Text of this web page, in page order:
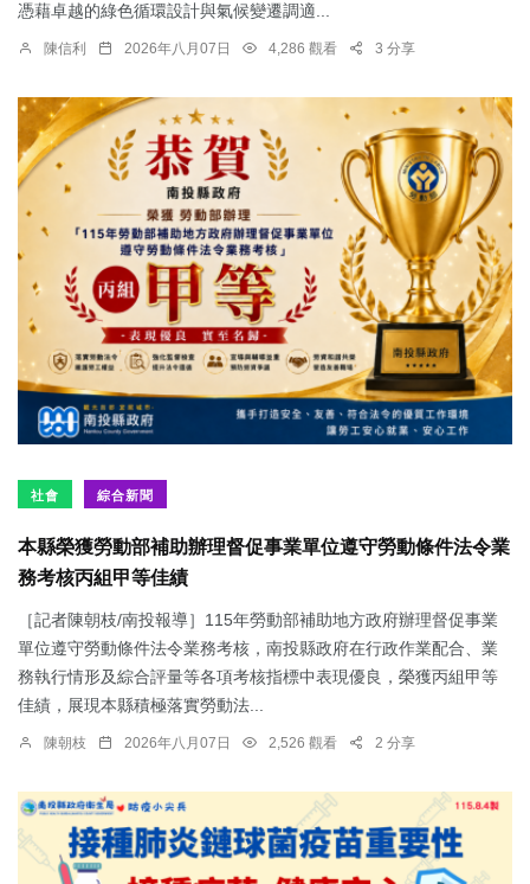
憑藉卓越的綠色循環設計與氣候變遷調適...
陳信利 2026年八月07日 4,286 觀看 3 分享
社會 綜合新聞
本縣榮獲勞動部補助辦理督促事業單位遵守勞動條件法令業
務考核丙組甲等佳績
［記者陳朝枝/南投報導］115年勞動部補助地方政府辦理督促事業
單位遵守勞動條件法令業務考核，南投縣政府在行政作業配合、業
務執行情形及綜合評量等各項考核指標中表現優良，榮獲丙組甲等
佳績，展現本縣積極落實勞動法...
陳朝枝 2026年八月07日 2,526 觀看 2 分享